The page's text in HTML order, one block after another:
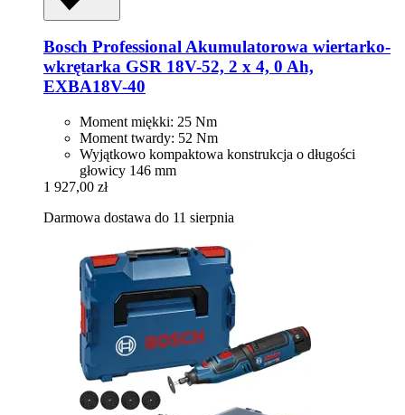
Bosch ProfessionalAkumulatorowa wiertarko-​
wkrętarka GSR 18V-​52, 2 x 4, 0 Ah,
EXBA18V-​40
Moment miękki: 25 Nm
Moment twardy: 52 Nm
Wyjątkowo kompaktowa konstrukcja o długości
głowicy 146 mm
1 927,00 zł
Darmowa dostawa do 11 sierpnia